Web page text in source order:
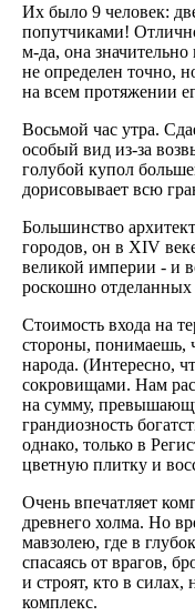
Их было 9 человек:
попутчиками!
м-да, она
не определен точно,
на всем протяжении
Восьмой час утра.
особый вид из-за
голубой купол
дорисовывает всю
Большинство
городов, он в XIV
великой империи - и
роскошно
Стоимость входа на
стороны, понимаешь,
народа. (Интересно,
сокровищами. Нам
на сумму,
грандиозность
однако, только в
цветную плитку и
Очень впечатляет
древнего холма. Но
мавзолею, где в
спасаясь от врагов,
и строят, кто в
комплекс.